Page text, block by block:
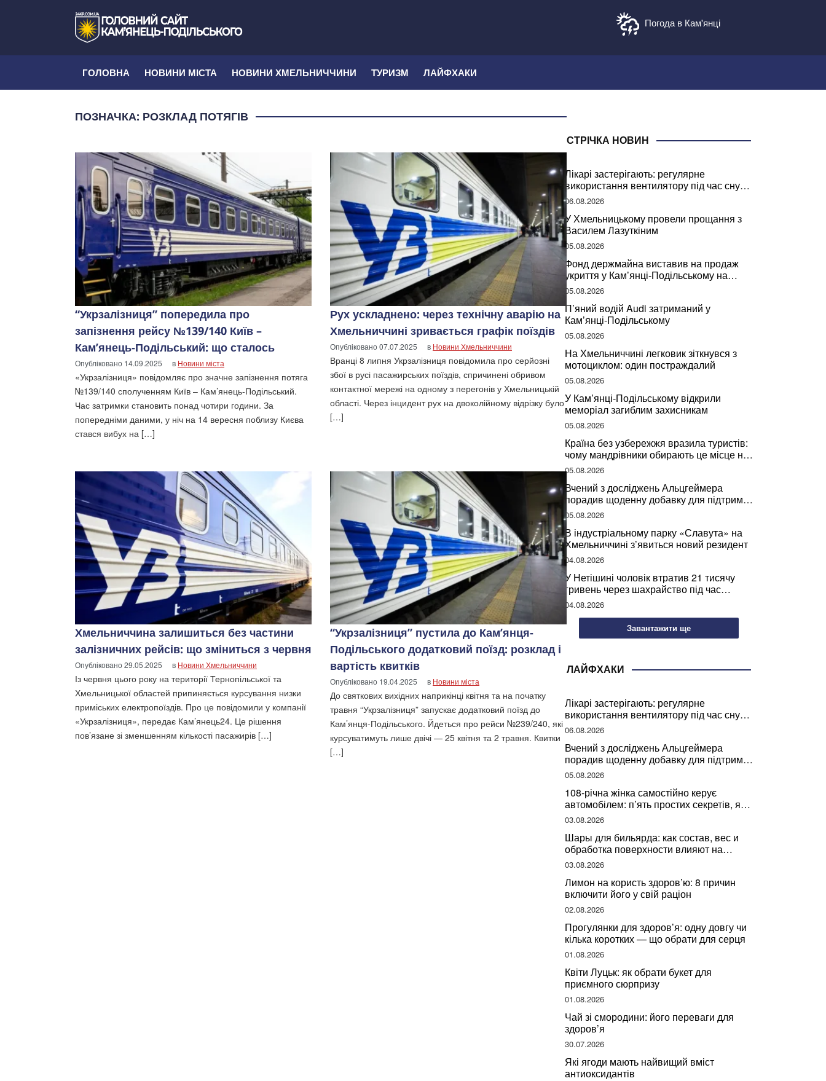
Погода в Кам'янці
ГОЛОВНА НОВИНИ МІСТА НОВИНИ ХМЕЛЬНИЧЧИНИ ТУРИЗМ ЛАЙФХАКИ
ПОЗНАЧКА: РОЗКЛАД ПОТЯГІВ
“Укрзалізниця” попередила про
запізнення рейсу №139/140 Київ –
Кам’янець-Подільський: що сталось
Опубліковано 14.09.2025 в Новини міста
«Укрзалізниця» повідомляє про значне запізнення потяга
№139/140 сполученням Київ – Кам’янець-Подільський.
Час затримки становить понад чотири години. За
попередніми даними, у ніч на 14 вересня поблизу Києва
стався вибух на […]
Рух ускладнено: через технічну аварію на
Хмельниччині зривається графік поїздів
Опубліковано07.07.2025 в Новини Хмельниччини
Вранці 8 липня Укрзалізниця повідомила про серйозні
збої в русі пасажирських поїздів, спричинені обривом
контактної мережі на одному з перегонів у Хмельницькій
області. Через інцидент рух на двоколійному відрізку було
[…]
Хмельниччина залишиться без частини
залізничних рейсів: що зміниться з червня
Опубліковано29.05.2025 в Новини Хмельниччини
Із червня цього року на території Тернопільської та
Хмельницької областей припиняється курсування низки
приміських електропоїздів. Про це повідомили у компанії
«Укрзалізниця», передає Кам’янець24. Це рішення
пов’язане зі зменшенням кількості пасажирів […]
“Укрзалізниця” пустила до Кам’янця-
Подільського додатковий поїзд: розклад і
вартість квитків
Опубліковано 19.04.2025 в Новини міста
До святкових вихідних наприкінці квітня та на початку
травня “Укрзалізниця” запускає додатковий поїзд до
Кам’янця-Подільського. Йдеться про рейси №239/240, які
курсуватимуть лише двічі — 25 квітня та 2 травня. Квитки
[…]
СТРІЧКА НОВИН
Лікарі застерігають: регулярне
використання вентилятору під час сну
може негативно вплинути на ваше
здоров’я
06.08.2026
У Хмельницькому провели прощання з
Василем Лазуткіним
05.08.2026
Фонд держмайна виставив на продаж
укриття у Кам’янці-Подільському на
Хмельниччині
05.08.2026
П’яний водій Audi затриманий у
Кам’янці-Подільському
05.08.2026
На Хмельниччині легковик зіткнувся з
мотоциклом: один постраждалий
05.08.2026
У Кам’янці-Подільському відкрили
меморіал загиблим захисникам
05.08.2026
Країна без узбережжя вразила туристів:
чому мандрівники обирають це місце на
відпочинок
05.08.2026
Вчений з досліджень Альцгеймера
порадив щоденну добавку для підтримки
мозкової діяльності
05.08.2026
В індустріальному парку «Славута» на
Хмельниччині з’явиться новий резидент
04.08.2026
У Нетішині чоловік втратив 21 тисячу
гривень через шахрайство під час
покупки дров
04.08.2026
Завантажити ще
ЛАЙФХАКИ
Лікарі застерігають: регулярне
використання вентилятору під час сну
може негативно вплинути на ваше
здоров’я
06.08.2026
Вчений з досліджень Альцгеймера
порадив щоденну добавку для підтримки
мозкової діяльності
05.08.2026
108-річна жінка самостійно керує
автомобілем: п’ять простих секретів, які
допомогли їй дожити до століття
03.08.2026
Шары для бильярда: как состав, вес и
обработка поверхности влияют на
динамику игры
03.08.2026
Лимон на користь здоров’ю: 8 причин
включити його у свій раціон
02.08.2026
Прогулянки для здоров’я: одну довгу чи
кілька коротких — що обрати для серця
01.08.2026
Квіти Луцьк: як обрати букет для
приємного сюрпризу
01.08.2026
Чай зі смородини: його переваги для
здоров’я
30.07.2026
Які ягоди мають найвищий вміст
антиоксидантів